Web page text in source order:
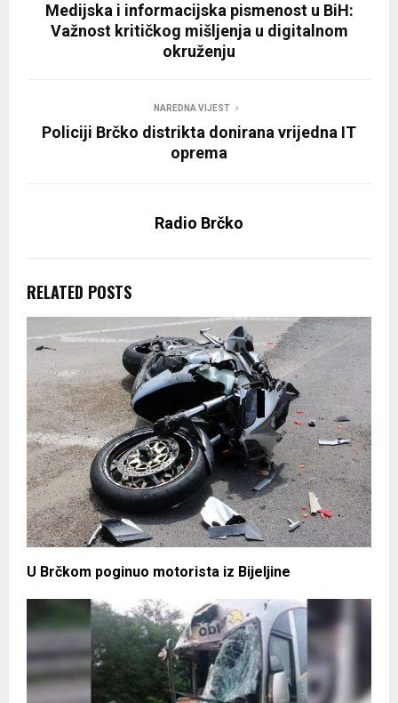
Medijska i informacijska pismenost u BiH:
Važnost kritičkog mišljenja u digitalnom
okruženju
NAREDNA VIJEST
Policiji Brčko distrikta donirana vrijedna IT
oprema
Radio Brčko
RELATED POSTS
U Brčkom poginuo motorista iz Bijeljine